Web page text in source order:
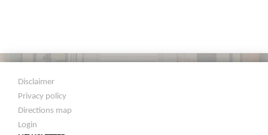
Disclaimer
Privacy policy
Directions map
Login